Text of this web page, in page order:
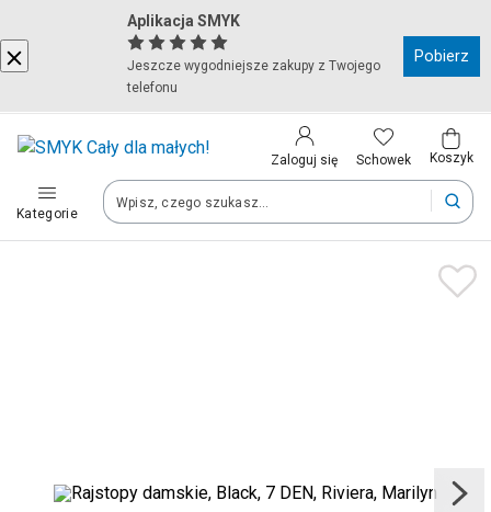
Aplikacja SMYK
Jeszcze wygodniejsze zakupy z Twojego
telefonu
Pobierz
Zaloguj się Schowek Koszyk
Kategorie
Kraj i język
Polska (Poland)
Twoje zamówienia dostarczymy na teren wybranego kraju.
Zapisz